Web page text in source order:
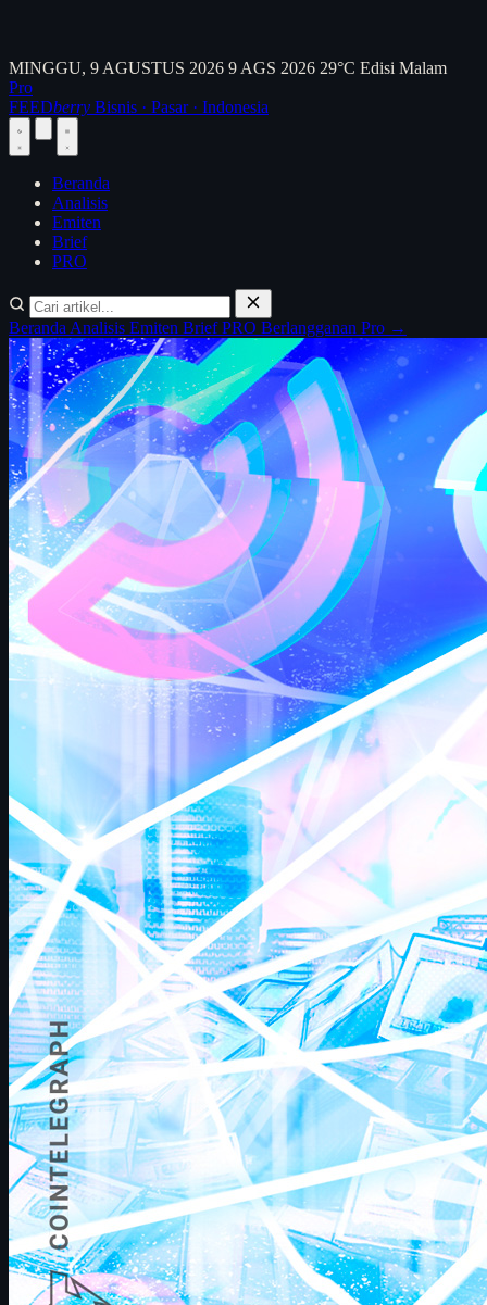
MINGGU, 9 AGUSTUS 2026 9 AGS 2026 29°C Edisi Malam
Pro
FEEDberry Bisnis · Pasar · Indonesia
Beranda
Analisis
Emiten
Brief
PRO
Beranda Analisis Emiten BriefPRO Berlangganan Pro →